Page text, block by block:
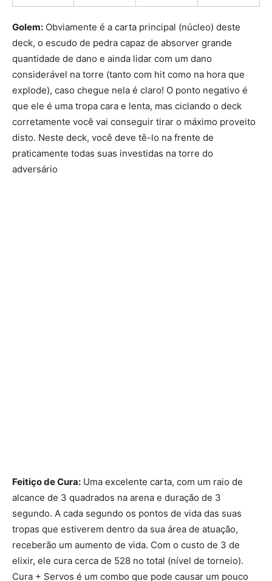
Golem: Obviamente é a carta principal (núcleo) deste
deck, o escudo de pedra capaz de absorver grande
quantidade de dano e ainda lidar com um dano
considerável na torre (tanto com hit como na hora que
explode), caso chegue nela é claro! O ponto negativo é
que ele é uma tropa cara e lenta, mas ciclando o deck
corretamente você vai conseguir tirar o máximo proveito
disto. Neste deck, você deve tê-lo na frente de
praticamente todas suas investidas na torre do
adversário
Feitiço de Cura: Uma excelente carta, com um raio de
alcance de 3 quadrados na arena e duração de 3
segundo. A cada segundo os pontos de vida das suas
tropas que estiverem dentro da sua área de atuação,
receberão um aumento de vida. Com o custo de 3 de
elixir, ele cura cerca de 528 no total (nível de torneio).
Cura + Servos é um combo que pode causar um pouco